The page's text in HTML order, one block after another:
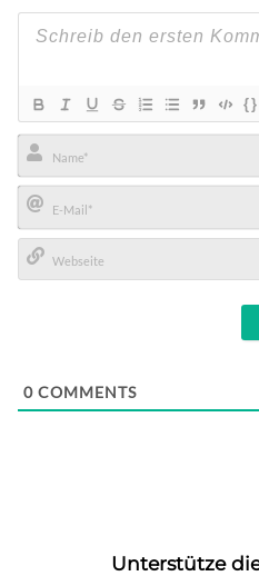
{}
Name*
E-
Mail*
0 COMMENTS
Unterstütze